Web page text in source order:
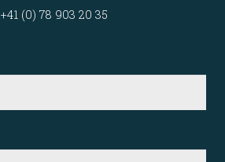
+41 (0) 78 903 20 35